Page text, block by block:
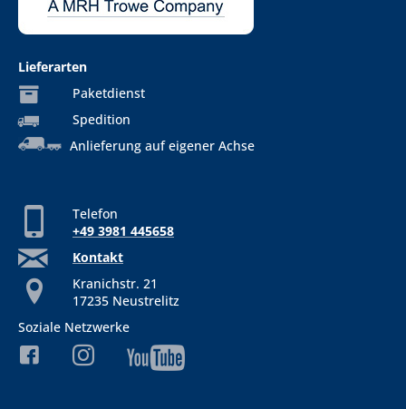
Lieferarten
Paketdienst
Spedition
Anlieferung auf eigener Achse
Telefon
+49 3981 445658
Kontakt
Kranichstr. 21
17235 Neustrelitz
Soziale Netzwerke